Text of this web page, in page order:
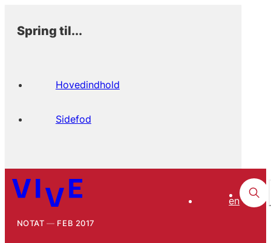
Spring til...
Hovedindhold
Sidefod
en
NOTAT FEB 2017